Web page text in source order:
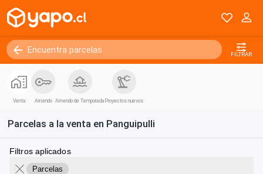
FILTRAR
Venta Arriendo Arriendo de Temporada Proyectos nuevos
Parcelas a la venta en Panguipulli
Filtros aplicados
Parcelas